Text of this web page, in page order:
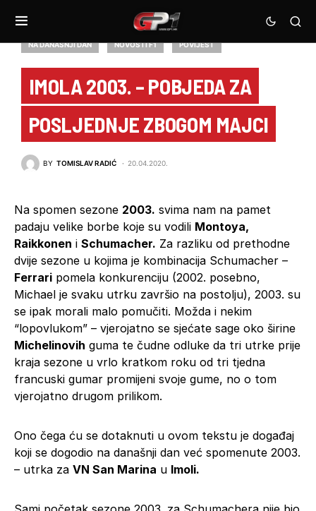
NA DANAŠNJI DAN NOVOSTI F1 POVIJEST
IMOLA 2003. – POBJEDA ZA
POSLJEDNJE ZBOGOM MAJCI
BY TOMISLAV RADIĆ 20.04.2020.
Na spomen sezone 2003. svima nam na pamet
padaju velike borbe koje su vodili Montoya,
Raikkonen i Schumacher. Za razliku od prethodne
dvije sezone u kojima je kombinacija Schumacher –
Ferrari pomela konkurenciju (2002. posebno,
Michael je svaku utrku završio na postolju), 2003. su
se ipak morali malo pomučiti. Možda i nekim
“lopovlukom” – vjerojatno se sjećate sage oko širine
Michelinovih guma te čudne odluke da tri utrke prije
kraja sezone u vrlo kratkom roku od tri tjedna
francuski gumar promijeni svoje gume, no o tom
vjerojatno drugom prilikom.
Ono čega ću se dotaknuti u ovom tekstu je događaj
koji se dogodio na današnji dan već spomenute 2003.
– utrka za VN San Marina u Imoli.